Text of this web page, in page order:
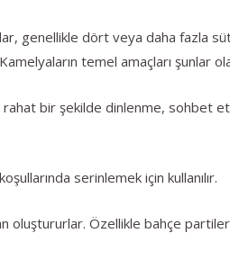
genellikle dört veya daha fazla
temel amaçları şunlar
rahat bir şekilde dinlenme, sohbet
serinlemek için kullanılır.
oluştururlar. Özellikle bahçe